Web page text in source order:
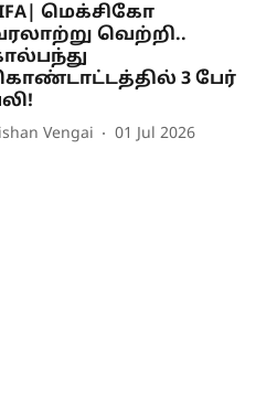
மெக்சிகோ
வெற்றி..
3 பேர்
Vengai 01 Jul 2026